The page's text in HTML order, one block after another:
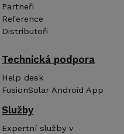
Partneři
Reference
Distributoři
Technická podpora
Help desk
FusionSolar Android App
Služby
Expertní služby v